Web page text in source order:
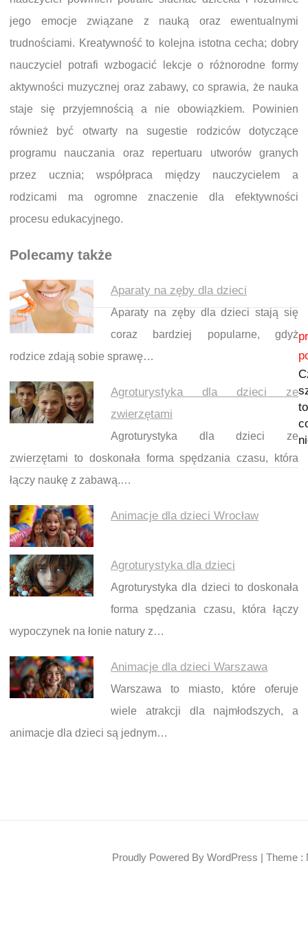
jego emocje związane z nauką oraz ewentualnymi
trudnościami. Kreatywność to kolejna istotna cecha; dobry
nauczyciel potrafi wzbogacić lekcje o różnorodne formy
aktywności muzycznej oraz zabawy, co sprawia, że nauka
staje się przyjemnością a nie obowiązkiem. Powinien
również być otwarty na sugestie rodziców dotyczące
programu nauczania oraz repertuaru utworów granych
przez ucznia; współpraca między nauczycielem a
rodzicami ma ogromne znaczenie dla efektywności
procesu edukacyjnego.
Polecamy także
Aparaty na zęby dla dzieci
Aparaty na zęby dla dzieci stają się
coraz bardziej popularne, gdyż
rodzice zdają sobie sprawę…
Agroturystyka dla dzieci ze
zwierzętami
Agroturystyka dla dzieci ze
zwierzętami to doskonała forma spędzania czasu, która
łączy naukę z zabawą.…
Animacje dla dzieci Wrocław
Agroturystyka dla dzieci
Agroturystyka dla dzieci to doskonała
forma spędzania czasu, która łączy
wypoczynek na łonie natury z…
Animacje dla dzieci Warszawa
Warszawa to miasto, które oferuje
wiele atrakcji dla najmłodszych, a
animacje dla dzieci są jednym…
Nawigacja wpisu
Proudly Powered By WordPress | Theme :